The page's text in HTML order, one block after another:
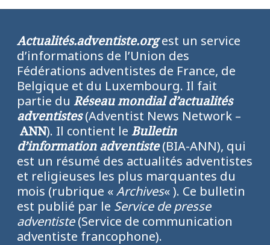
Actualités.adventiste.orgest un service
d’informations de l’Union des
Fédérations adventistes de France, de
Belgique et du Luxembourg. Il fait
partie du Réseau mondial d’actualités
adventistes(Adventist News Network –
ANN). Il contient le Bulletin
d’information adventiste(BIA-ANN), qui
est un résumé des actualités adventistes
et religieuses les plus marquantes du
mois (rubrique «Archives« ). Ce bulletin
est publié par le Service de presse
adventiste(Service de communication
adventiste francophone).